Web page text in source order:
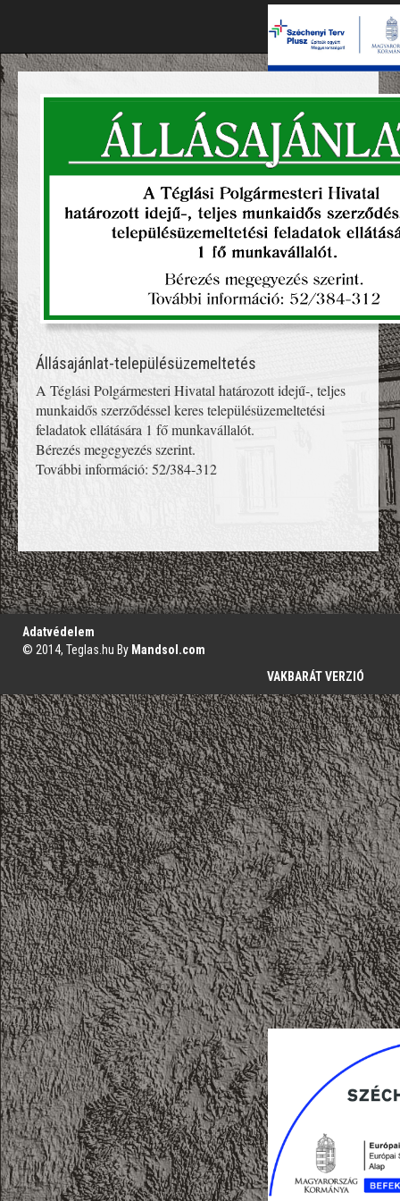
Állásajánlat-településüzemeltetés
A Téglási Polgármesteri Hivatal határozott idejű-, teljes
munkaidős szerződéssel keres településüzemeltetési
feladatok ellátására 1 fő munkavállalót.
Bérezés megegyezés szerint.
További információ: 52/384-312
';
Adatvédelem
© 2014, Teglas.hu By Mandsol.com
VAKBARÁT VERZIÓ